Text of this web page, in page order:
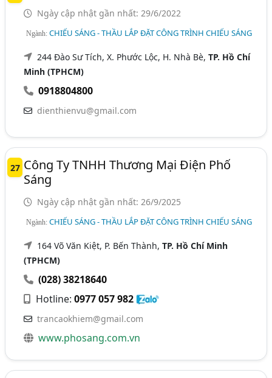
Ngày cập nhật gần nhất: 29/6/2022
Ngành:CHIẾU SÁNG - THẦU LẮP ĐẶT CÔNG TRÌNH CHIẾU SÁNG
244 Đào Sư Tích, X. Phước Lộc, H. Nhà Bè,TP. Hồ Chí
Minh (TPHCM)
0918804800
dienthienvu@gmail.com
27 Công Ty TNHH Thương Mại Điện Phố
Sáng
Ngày cập nhật gần nhất: 26/9/2025
Ngành:CHIẾU SÁNG - THẦU LẮP ĐẶT CÔNG TRÌNH CHIẾU SÁNG
164 Võ Văn Kiệt, P. Bến Thành,TP. Hồ Chí Minh
(TPHCM)
(028) 38218640
Hotline:0977 057 982
trancaokhiem@gmail.com
www.phosang.com.vn